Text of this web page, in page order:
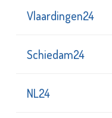
Vlaardingen24
Schiedam24
NL24